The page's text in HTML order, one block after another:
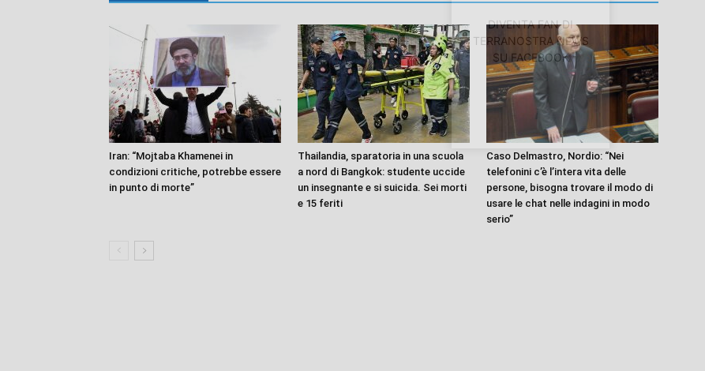
Iran: “Mojtaba Khamenei in
condizioni critiche, potrebbe essere
in punto di morte”
Thailandia, sparatoria in una scuola
a nord di Bangkok: studente uccide
un insegnante e si suicida. Sei morti
e 15 feriti
Caso Delmastro, Nordio: “Nei
telefonini c’è l’intera vita delle
persone, bisogna trovare il modo di
usare le chat nelle indagini in modo
serio”
DIVENTA FAN DI
TERRANOSTRA NEWS
SU FACEBOOK